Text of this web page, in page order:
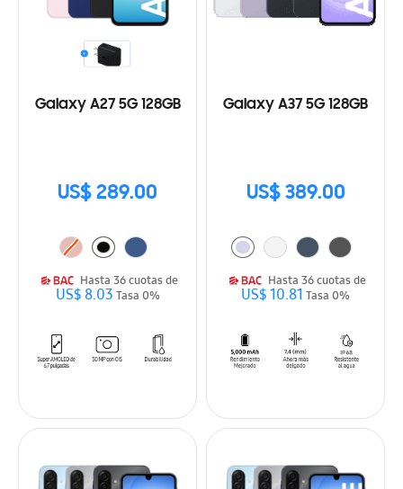
Galaxy A27 5G 128GB
US$ 289.00
Hasta 36 cuotas de
US$ 8.03Tasa 0%
Galaxy A37 5G 128GB
US$ 389.00
Hasta 36 cuotas de
US$ 10.81 Tasa 0%